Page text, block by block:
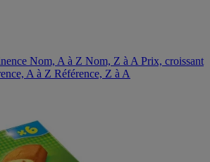
Nom, A à Z Nom, Z à A Prix, croissant
A à Z Référence, Z à A